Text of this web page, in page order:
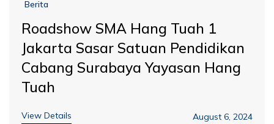
Berita
Roadshow SMA Hang Tuah 1
Jakarta Sasar Satuan Pendidikan
Cabang Surabaya Yayasan Hang
Tuah
View Details August 6, 2024